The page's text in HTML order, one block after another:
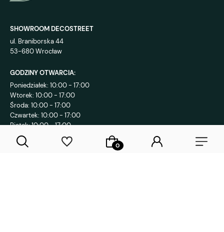
SHOWROOM DECOSTREET
ul. Braniborska 44
53-680 Wrocław
GODZINY OTWARCIA:
Poniedziałek: 10:00 - 17:00
Wtorek: 10:00 - 17:00
Środa: 10:00 - 17:00
Czwartek: 10:00 - 17:00
Piątek: 10:00 - 17:00
KONTAKT: